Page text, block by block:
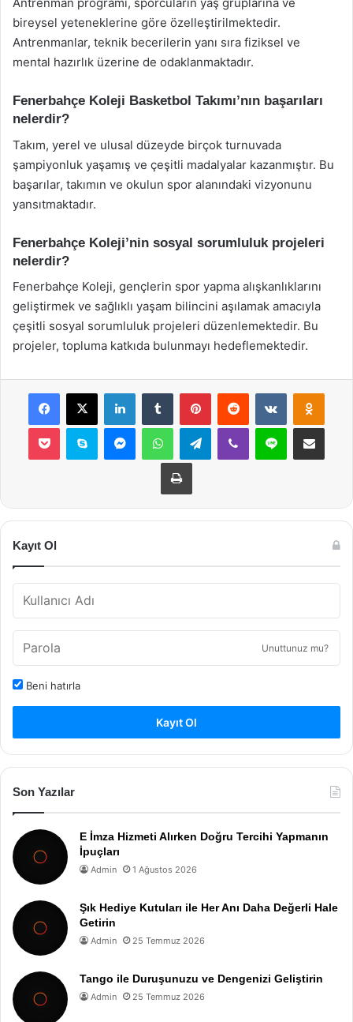
bireysel yeteneklerine göre özelleştirilmektedir.
Antrenmanlar, teknik becerilerin yanı sıra fiziksel ve
mental hazırlık üzerine de odaklanmaktadır.
Fenerbahçe Koleji Basketbol Takımı’nın başarıları
nelerdir?
Takım, yerel ve ulusal düzeyde birçok turnuvada
şampiyonluk yaşamış ve çeşitli madalyalar kazanmıştır. Bu
başarılar, takımın ve okulun spor alanındaki vizyonunu
yansıtmaktadır.
Fenerbahçe Koleji’nin sosyal sorumluluk projeleri
nelerdir?
Fenerbahçe Koleji, gençlerin spor yapma alışkanlıklarını
geliştirmek ve sağlıklı yaşam bilincini aşılamak amacıyla
çeşitli sosyal sorumluluk projeleri düzenlemektedir. Bu
projeler, topluma katkıda bulunmayı hedeflemektedir.
Facebook
X LinkedInTumblr PinterestReddit VKontakte
Pocket Skype MessengerWhatsAppTelegramViber Line E-Posta ile
Yazdır
Kayıt Ol
Unuttunuz mu?
Beni hatırla
Kayıt Ol
Son Yazılar
E İmza Hizmeti Alırken Doğru Tercihi Yapmanın
İpuçları
Admin 1 Ağustos 2026
Şık Hediye Kutuları ile Her Anı Daha Değerli Hale
Getirin
Admin 25 Temmuz 2026
Tango ile Duruşunuzu ve Dengenizi Geliştirin
Admin 25 Temmuz 2026